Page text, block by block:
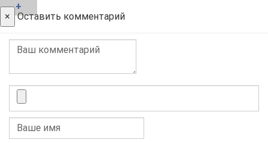
+
× Оставить комментарий